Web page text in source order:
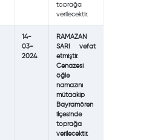
toprağa
verilecektir.
14-
03-
2024
RAMAZAN
SARI vefat
etmiştir.
Cenazesi
öğle
namazını
mütaakip
Bayramören
ilçesinde
toprağa
verilecektir.